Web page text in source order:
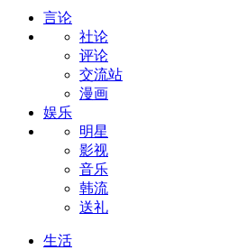
言论
社论
评论
交流站
漫画
娱乐
明星
影视
音乐
韩流
送礼
生活